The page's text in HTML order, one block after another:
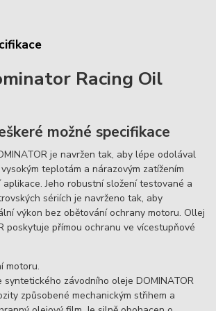
Racing Oil
možné specifikace
je navržen tak, aby lépe odolával
teplotám a nárazovým zatížením
aplikace. Jeho robustní složení testované a
sériích je navrženo tak, aby
výkon bez obětování ochrany motoru. Ollej
poskytuje přímou ochranu ve vícestupňové
motoru.
závodního oleje DOMINATOR
způsobené mechanickým střihem a